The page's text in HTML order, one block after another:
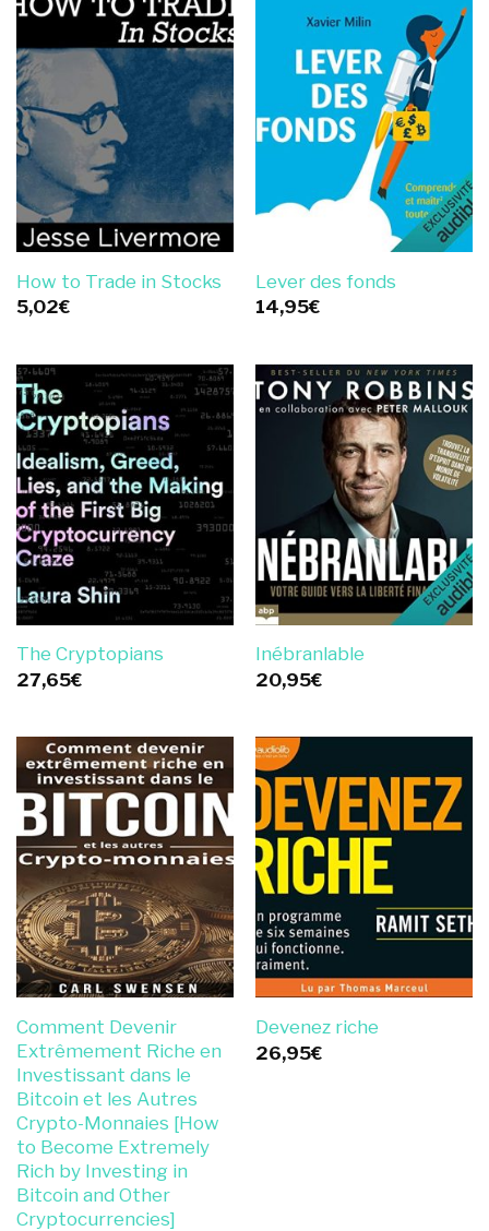
How to Trade in Stocks
5,02€
Lever des fonds
14,95€
The Cryptopians
27,65€
Inébranlable
20,95€
Comment Devenir
Extrêmement Riche en
Investissant dans le
Bitcoin et les Autres
Crypto-Monnaies [How
to Become Extremely
Rich by Investing in
Bitcoin and Other
Cryptocurrencies]
Devenez riche
26,95€